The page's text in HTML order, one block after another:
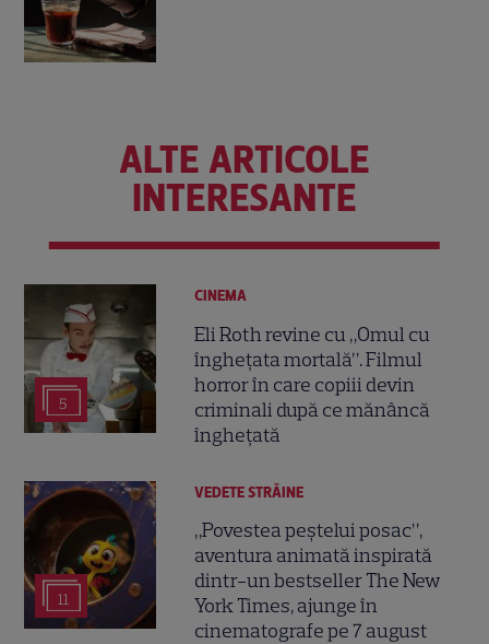
ALTE ARTICOLE
INTERESANTE
5
CINEMA
Eli Roth revine cu „Omul cu
înghețata mortală”. Filmul
horror în care copiii devin
criminali după ce mănâncă
înghețată
11
VEDETE STRĂINE
„Povestea peștelui posac”,
aventura animată inspirată
dintr-un bestseller The New
York Times, ajunge în
cinematografe pe 7 august